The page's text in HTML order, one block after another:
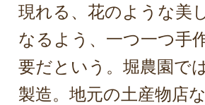
現れる、花のような美
なるよう、一つ一つ手
要だという。堀農園で
製造。地元の土産物店